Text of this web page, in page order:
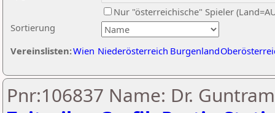
Sortierung
Nur "österreichische" Spieler
Vereinslisten:Wien Niederösterreich Burgenland
Pnr:106837 Name: Dr.